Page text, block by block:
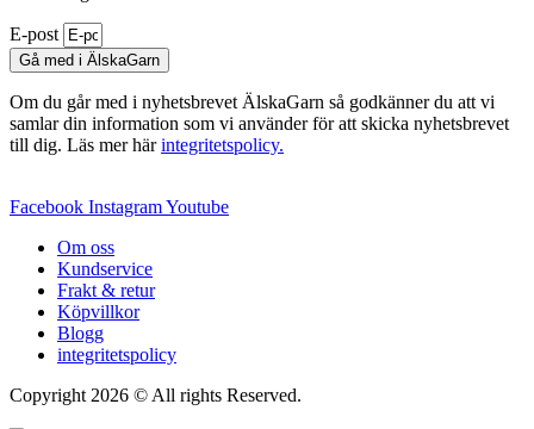
E-post
Gå med i ÄlskaGarn
Om du går med i nyhetsbrevet ÄlskaGarn så godkänner du att vi
samlar din information som vi använder för att skicka nyhetsbrevet
till dig. Läs mer härintegritetspolicy.
Facebook InstagramYoutube
Om oss
Kundservice
Frakt & retur
Köpvillkor
Blogg
integritetspolicy
Copyright 2026 © All rights Reserved.